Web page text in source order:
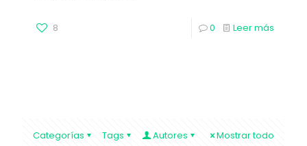
8 0 Leer más
Categorías Tags Autores Mostrar todo